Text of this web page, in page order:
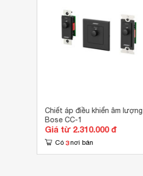
Chiết áp điều khiển âm lượng
Bose CC-1
Giá từ 2.310.000 đ
Có 3 nơi bán